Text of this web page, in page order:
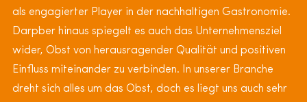
als engagierter Player in der nachhaltigen Gastronomie.
Darpber hinaus spiegelt es auch das Unternehmensziel
wider, Obst von herausragender Qualität und positiven
Einfluss miteinander zu verbinden. In unserer Branche
dreht sich alles um das Obst, doch es liegt uns auch sehr